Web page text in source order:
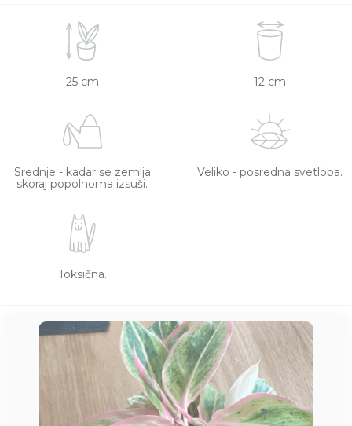
25 cm 12 cm
Srednje - kadar se zemlja
skoraj popolnoma izsuši.
Veliko - posredna svetloba.
Toksična.